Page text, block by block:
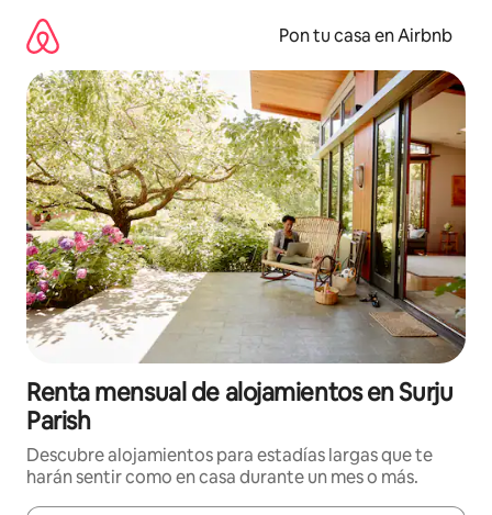
contenido
Pon tu casa en Airbnb
Renta mensual de alojamientos en Surju
Parish
Descubre alojamientos para estadías largas que te
harán sentir como en casa durante un mes o más.